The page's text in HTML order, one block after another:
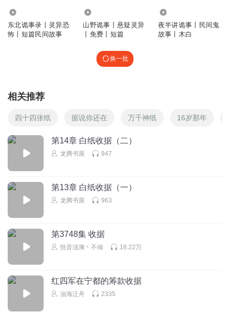
东北诡事录丨灵异恐
怖丨短篇民间故事
山野诡事丨悬疑灵异
丨免费丨短篇
夜半讲诡事丨民间鬼
故事丨木白
换一批
相关推荐
四十四张纸 据说你还在 万千神纸 16岁那年
第14章 白纸收据（二）
龙腾书屋 947
第13章 白纸收据（一）
龙腾书屋 963
第3748集 收据
悦音涟漪丶不倾 18.22万
红四军在宁都的筹款收据
油海泛舟 2335